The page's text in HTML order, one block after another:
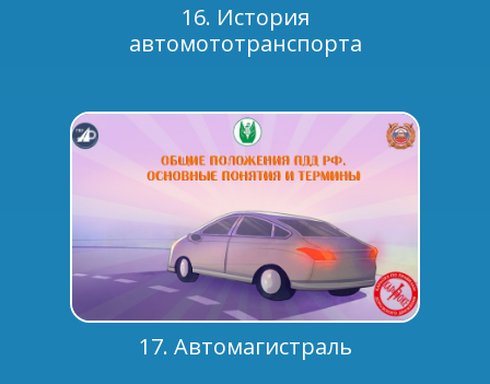
16. История
автомототранспорта
17. Автомагистраль